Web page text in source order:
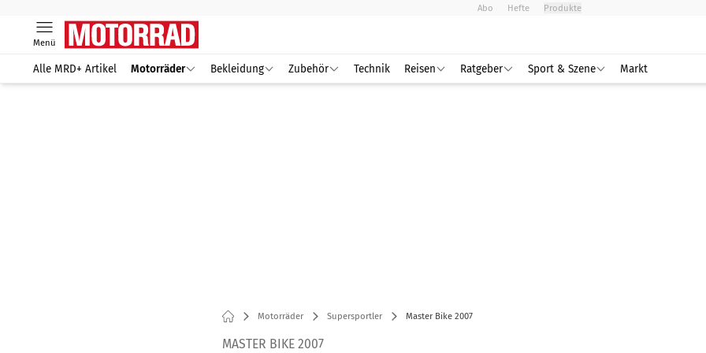
Abo Hefte Produkte
Menü
Alle MRD+ Artikel Motorräder Bekleidung Zubehör Technik Reisen Ratgeber Sport & Szene Markt
Motorräder Supersportler Master Bike 2007
MASTER BIKE 2007